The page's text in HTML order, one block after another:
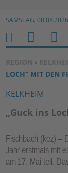
SAMSTAG, 08.08.2026
SIE BEFINDEN
REGION ›
LOCH“ MIT DEN
KELKHEIM
„Guck ins
Fischbach (kez) –
Jahr erstmals mit
am 17. Mai teil.
H
O
M
E
M
E
N
U
S
U
C
N